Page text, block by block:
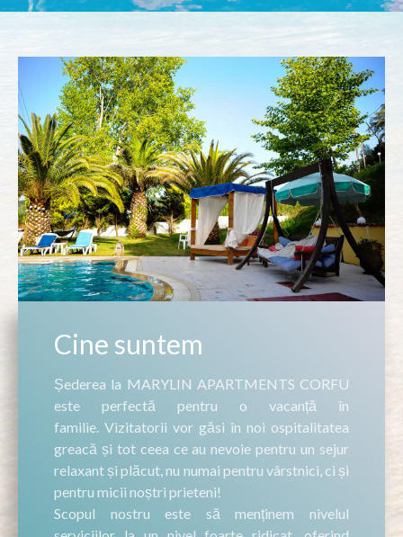
Cine suntem
Șederea la MARYLIN APARTMENTS CORFU
este perfectă pentru o vacanță în
familie. Vizitatorii vor găsi în noi ospitalitatea
greacă și tot ceea ce au nevoie pentru un sejur
relaxant și plăcut, nu numai pentru vârstnici, ci și
pentru micii noștri prieteni!
Scopul nostru este să menținem nivelul